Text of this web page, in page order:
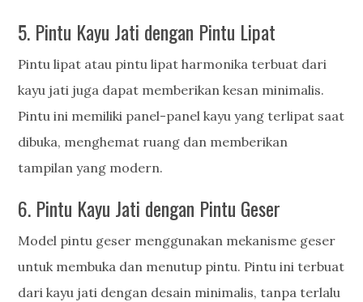
5. Pintu Kayu Jati dengan Pintu Lipat
Pintu lipat atau pintu lipat harmonika terbuat dari
kayu jati juga dapat memberikan kesan minimalis.
Pintu ini memiliki panel-panel kayu yang terlipat saat
dibuka, menghemat ruang dan memberikan
tampilan yang modern.
6. Pintu Kayu Jati dengan Pintu Geser
Model pintu geser menggunakan mekanisme geser
untuk membuka dan menutup pintu. Pintu ini terbuat
dari kayu jati dengan desain minimalis, tanpa terlalu